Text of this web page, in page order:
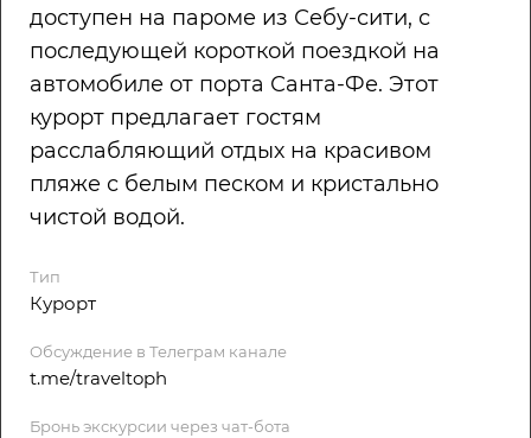
доступен на пароме из Себу-сити, с
последующей короткой поездкой на
автомобиле от порта Санта-Фе. Этот
курорт предлагает гостям
расслабляющий отдых на красивом
пляже с белым песком и кристально
чистой водой.
Тип
Курорт
Обсуждение в Телеграм канале
t.me/traveltoph
Бронь экскурсии через чат-бота